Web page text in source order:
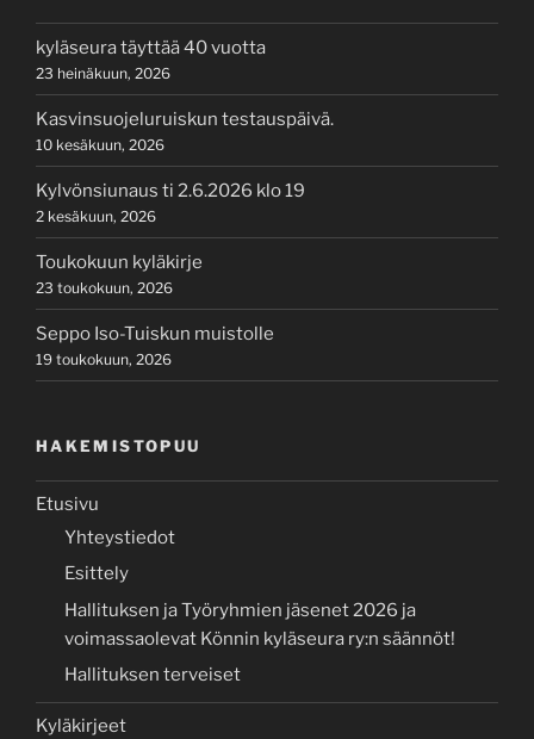
kyläseura täyttää 40 vuotta
23 heinäkuun, 2026
Kasvinsuojeluruiskun testauspäivä.
10 kesäkuun, 2026
Kylvönsiunaus ti 2.6.2026 klo 19
2 kesäkuun, 2026
Toukokuun kyläkirje
23 toukokuun, 2026
Seppo Iso-Tuiskun muistolle
19 toukokuun, 2026
HAKEMISTOPUU
Etusivu
Yhteystiedot
Esittely
Hallituksen ja Työryhmien jäsenet 2026 ja
voimassaolevat Könnin kyläseura ry:n säännöt!
Hallituksen terveiset
Kyläkirjeet